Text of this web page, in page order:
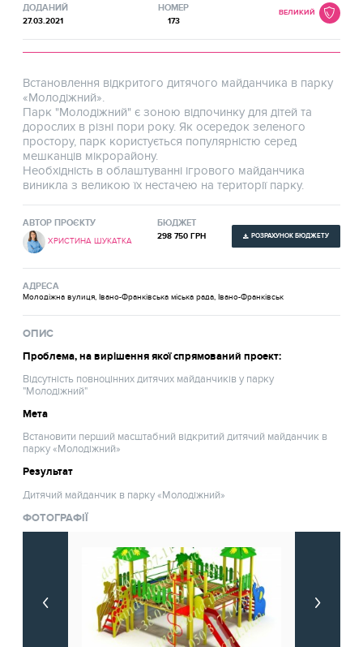
ДОДАНИЙ
27.03.2021
НОМЕР
173
ВЕЛИКИЙ
Встановлення відкритого дитячого майданчика в парку
«Молодіжний».
Парк "Молодіжний" є зоною відпочинку для дітей та
дорослих в різні пори року. Як осередок зеленого
простору, парк користується популярністю серед
мешканців мікрорайону.
Необхідність в облаштуванні ігрового майданчика
виникла з великою їх нестачею на території парку.
АВТОР ПРОЄКТУ
ХРИСТИНА ШУКАТКА
БЮДЖЕТ
298 750 ГРН РОЗРАХУНОК БЮДЖЕТУ
АДРЕСА
Молодіжна вулиця, Івано-Франківська міська рада, Івано-Франківськ
ОПИС
Проблема, на вирішення якої спрямований проект:
Відсутність повноцінних дитячих майданчиків у парку
"Молодіжний"
Мета
Встановити перший масштабний відкритий дитячий майданчик в
парку «Молодіжний»
Результат
Дитячий майданчик в парку «Молодіжний»
ФОТОГРАФІЇ